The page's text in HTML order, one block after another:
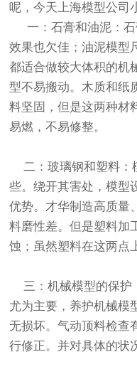
呢，今天上海模型公司
一：石膏和油泥：石
效果也欠佳；油泥模型
都适合做较大体积的机
型不易搬动。木质和纸
料坚固，但是这两种材
易燃，不易修整。
二：玻璃钢和塑料：
些。绕开其害处，模型
优势。才华制造高质量
料磨性差。但是塑料加
蚀；虽然塑料在这两点
三：机械模型的保护
尤为主要，养护机械模
无损坏。气动顶料检查
行修正。并对具体的状